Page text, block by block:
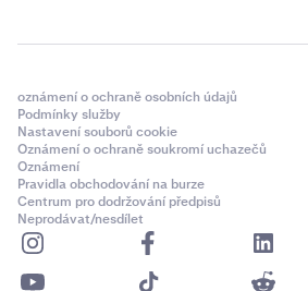
oznámení o ochraně osobních údajů
Podmínky služby
Nastavení souborů cookie
Oznámení o ochraně soukromí uchazečů
Oznámení
Pravidla obchodování na burze
Centrum pro dodržování předpisů
Neprodávat/nesdílet